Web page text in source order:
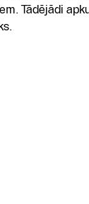
Tādējādi